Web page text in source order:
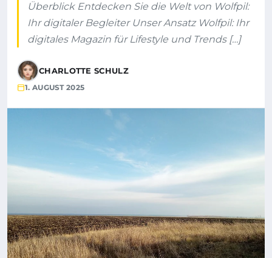
Überblick Entdecken Sie die Welt von Wolfpil:
Ihr digitaler Begleiter Unser Ansatz Wolfpil: Ihr
digitales Magazin für Lifestyle und Trends […]
CHARLOTTE SCHULZ
1. AUGUST 2025